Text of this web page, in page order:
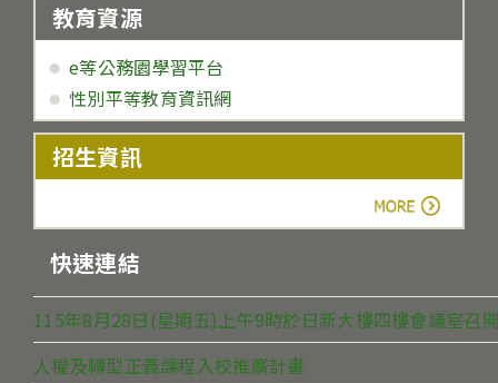
教育資源
e等公務園學習平台
性別平等教育資訊網
招生資訊
快速連結
115年8月28日(星期五)上午9時於日新大樓四樓會議室
人權及轉型正義課程入校推廣計畫